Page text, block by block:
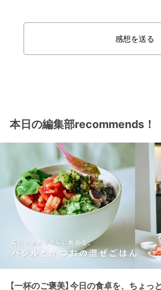
感想を送る
本日の編集部recommends！
【一杯のご褒美】今日の食卓を、ちょっ